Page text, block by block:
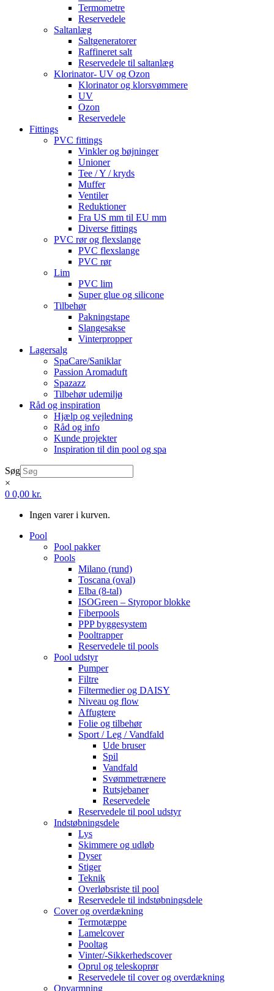
Termometre
Reservedele
Saltanlæg
Saltgeneratorer
Raffineret salt
Reservedele til saltanlæg
Klorinator- UV og Ozon
Klorinator og klorsvømmere
UV
Ozon
Reservedele
Fittings
PVC fittings
Vinkler og bøjninger
Unioner
Tee / Y / kryds
Muffer
Ventiler
Reduktioner
Fra US mm til EU mm
Diverse fittings
PVC rør og flexslange
PVC flexslange
PVC rør
Lim
PVC lim
Super glue og silicone
Tilbehør
Pakningstape
Slangesakse
Vinterpropper
Lagersalg
SpaCare/Saniklar
Passion Aromaduft
Spazazz
Tilbehør udemiljø
Råd og inspiration
Hjælp og vejledning
Råd og info
Kunde projekter
Inspiration til din pool og spa
Søg
×
0 0,00 kr.
Ingen varer i kurven.
Pool
Pool pakker
Pools
Milano (rund)
Toscana (oval)
Elba (8-tal)
ISOGreen – Styropor blokke
Fiberpools
PPP byggesystem
Pooltrapper
Reservedele til pools
Pool udstyr
Pumper
Filtre
Filtermedier og DAISY
Niveau og flow
Affugtere
Folie og tilbehør
Sport / Leg / Vandfald
Ude bruser
Spil
Vandfald
Svømmetrænere
Rutsjebaner
Reservedele
Reservedele til pool udstyr
Indstøbningsdele
Lys
Skimmere og udløb
Dyser
Stiger
Teknik
Overløbsriste til pool
Reservedele til indstøbningsdele
Cover og overdækning
Termotæppe
Lamelcover
Pooltag
Vinter/-Sikkerhedscover
Oprul og teleskoprør
Reservedele til cover og overdækning
Opvarmning